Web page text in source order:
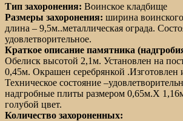
Тип захоронения: Воинское кладбище
Размеры захоронения: ширина
длина – 9,5м..металлическая ограда.
удовлетворительное.
Краткое описание памятника
Обелиск высотой 2,1м. Установлен на
0,45м. Окрашен серебрянкой .Изготовлен
Техническое состояние
надгробные плиты размером 0,65м.Х
голубой цвет.
Количество захороненных: